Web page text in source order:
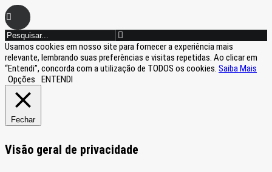
Usamos cookies em nosso site para fornecer a experiência mais
relevante, lembrando suas preferências e visitas repetidas. Ao clicar em
“Entendi”, concorda com a utilização de TODOS os cookies. Saiba Mais
Opções
ENTENDI
Fechar
Visão geral de privacidade